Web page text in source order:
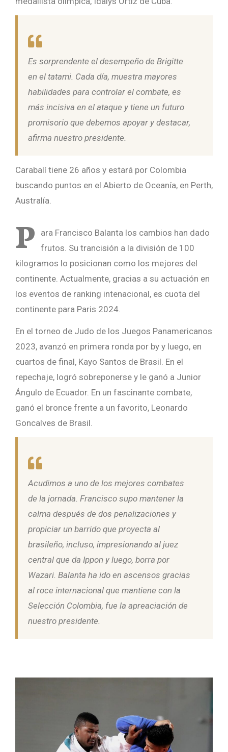
Es sorprendente el desempeño de Brigitte
en el tatami. Cada día, muestra mayores
habilidades para controlar el combate, es
más incisiva en el ataque y tiene un futuro
promisorio que debemos apoyar y destacar,
afirma nuestro presidente.
Carabalí tiene 26 años y estará por Colombia
buscando puntos en el Abierto de Oceanía, en Perth,
Australía.
P
ara Francisco Balanta los cambios han dado
frutos. Su trancisión a la división de 100
kilogramos lo posicionan como los mejores del
continente. Actualmente, gracias a su actuación en
los eventos de ranking intenacional, es cuota del
continente para Paris 2024.
En el torneo de Judo de los Juegos Panamericanos
2023, avanzó en primera ronda por by y luego, en
cuartos de final, Kayo Santos de Brasil. En el
repechaje, logró sobreponerse y le ganó a Junior
Ángulo de Ecuador. En un fascinante combate,
ganó el bronce frente a un favorito, Leonardo
Goncalves de Brasil.
Acudimos a uno de los mejores combates
de la jornada. Francisco supo mantener la
calma después de dos penalizaciones y
propiciar un barrido que proyecta al
brasileño, incluso, impresionando al juez
central que da Ippon y luego, borra por
Wazari. Balanta ha ido en ascensos gracias
al roce internacional que mantiene con la
Selección Colombia, fue la apreaciación de
nuestro presidente.